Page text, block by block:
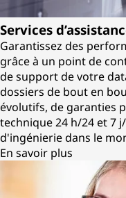
Services
Garantissez des
grâce à un point de
de support de votre
dossiers de bout en
évolutifs, de garanties
technique 24 h/24 et 7
d'ingénierie dans le
En savoir plus